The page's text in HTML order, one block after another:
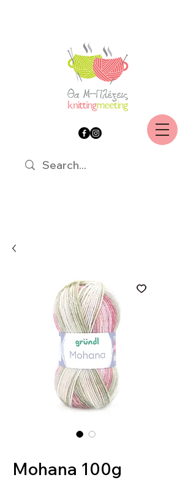
Mohana 100g